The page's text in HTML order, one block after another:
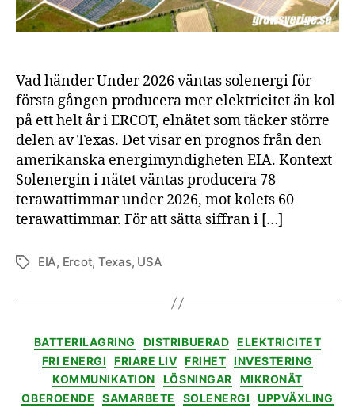
Vad händer Under 2026 väntas solenergi för
första gången producera mer elektricitet än kol
på ett helt år i ERCOT, elnätet som täcker större
delen av Texas. Det visar en prognos från den
amerikanska energimyndigheten EIA. Kontext
Solenergin i nätet väntas producera 78
terawattimmar under 2026, mot kolets 60
terawattimmar. För att sätta siffran i […]
Etiketter
EIA, Ercot, Texas, USA
Kategorier
BATTERILAGRING DISTRIBUERAD ELEKTRICITET
FRI ENERGI
FRIARE LIV FRIHET
INVESTERING
KOMMUNIKATION
LÖSNINGAR
MIKRONÄT
OBEROENDE
SAMARBETE SOLENERGI UPPVÄXLING